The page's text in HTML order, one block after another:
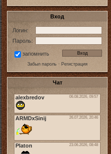
Вход
Логин:
Пароль:
запомнить
Забыл пароль· Регистрация
Чат